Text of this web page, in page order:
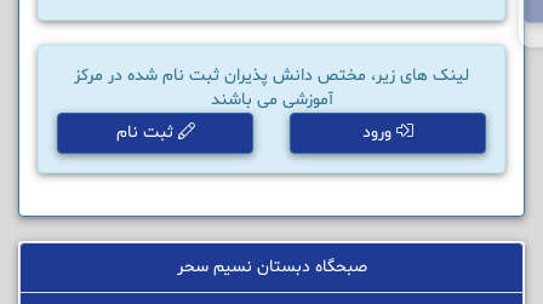
لینک های زیر، مختص دانش پذیران ثبت نام شده در مرکز
آموزشی می باشند
ورود
ثبت نام
صبحگاه دبستان نسیم سحر